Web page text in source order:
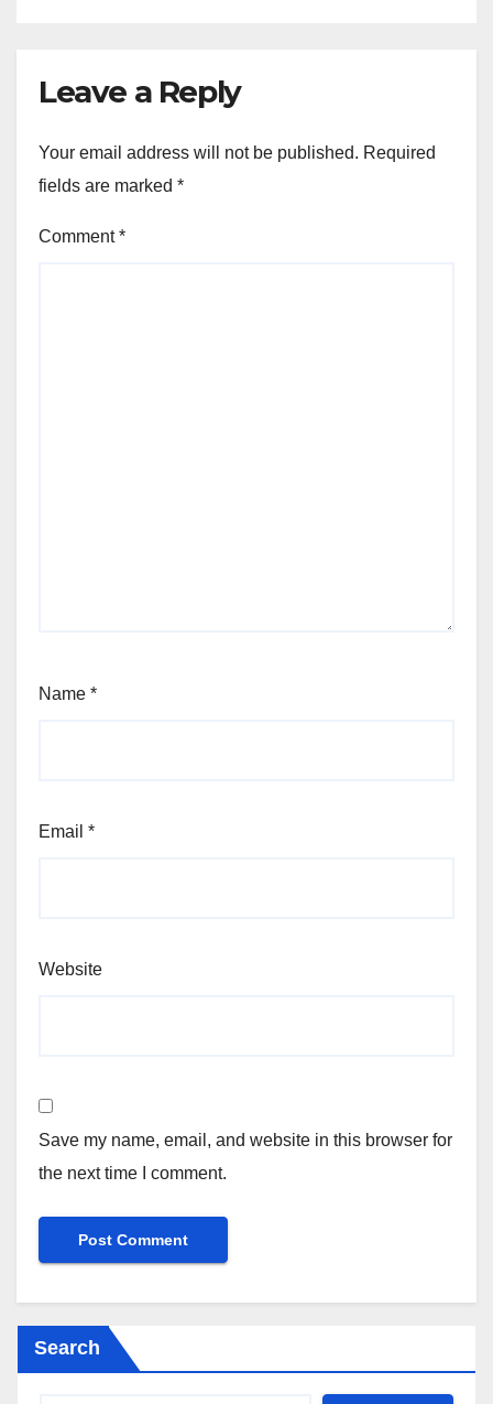
Leave a Reply
Your email address will not be published. Required
fields are marked *
Comment*
Name *
Email *
Website
Save my name, email, and website in this browser for
the next time I comment.
Search